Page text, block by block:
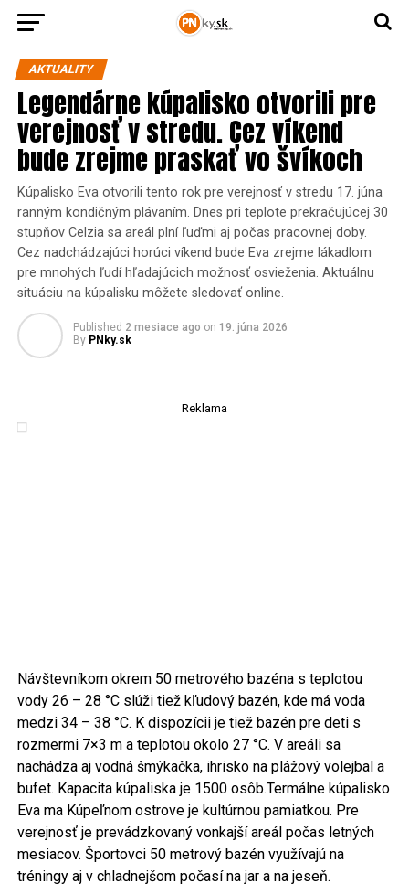
AKTUALITY
Legendárne kúpalisko otvorili pre
verejnosť v stredu. Cez víkend
bude zrejme praskať vo švíkoch
Kúpalisko Eva otvorili tento rok pre verejnosť v stredu 17. júna
ranným kondičným plávaním. Dnes pri teplote prekračujúcej 30
stupňov Celzia sa areál plní ľuďmi aj počas pracovnej doby.
Cez nadchádzajúci horúci víkend bude Eva zrejme lákadlom
pre mnohých ľudí hľadajúcich možnosť osvieženia. Aktuálnu
situáciu na kúpalisku môžete sledovať online.
Published 2 mesiace ago on 19. júna 2026
By PNky.sk
Reklama
Návštevníkom okrem 50 metrového bazéna s teplotou
vody 26 – 28 °C slúži tiež kľudový bazén, kde má voda
medzi 34 – 38 °C. K dispozícii je tiež bazén pre deti s
rozmermi 7×3 m a teplotou okolo 27 °C. V areáli sa
nachádza aj vodná šmýkačka, ihrisko na plážový volejbal a
bufet. Kapacita kúpaliska je 1500 osôb.Termálne kúpalisko
Eva ma Kúpeľnom ostrove je kultúrnou pamiatkou. Pre
verejnosť je prevádzkovaný vonkajší areál počas letných
mesiacov. Športovci 50 metrový bazén využívajú na
tréningy aj v chladnejšom počasí na jar a na jeseň.